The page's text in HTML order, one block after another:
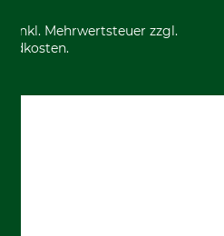
inkl. Mehrwertsteuer zzgl.